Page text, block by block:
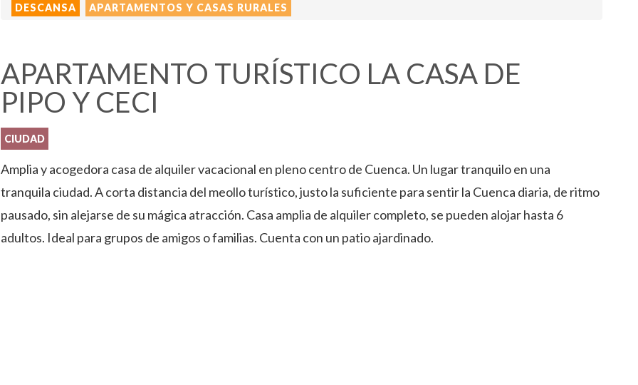
DESCANSA APARTAMENTOS Y CASAS RURALES
APARTAMENTO TURÍSTICO LA CASA DE
PIPO Y CECI
CIUDAD
Amplia y acogedora casa de alquiler vacacional en pleno centro de Cuenca. Un lugar tranquilo en una
tranquila ciudad. A corta distancia del meollo turístico, justo la suficiente para sentir la Cuenca diaria, de ritmo
pausado, sin alejarse de su mágica atracción. Casa amplia de alquiler completo, se pueden alojar hasta 6
adultos. Ideal para grupos de amigos o familias. Cuenta con un patio ajardinado.